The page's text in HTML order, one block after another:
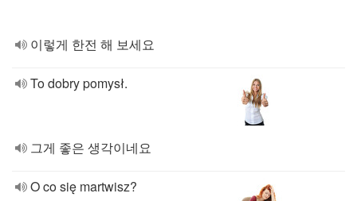
이렇게 한전 해 보세요
To dobry pomysł.
그게 좋은 생각이네요
O co się martwisz?